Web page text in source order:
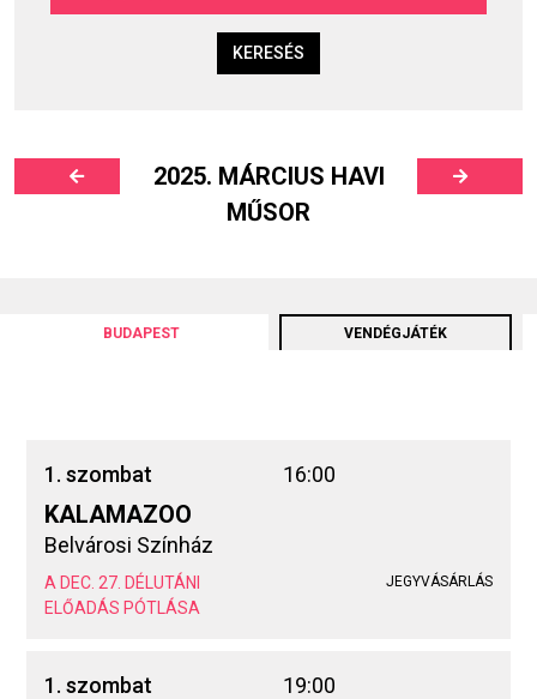
KERESÉS
2025. MÁRCIUS HAVI
MŰSOR
BUDAPEST VENDÉGJÁTÉK
1. szombat 16:00
KALAMAZOO
Belvárosi Színház
A DEC. 27. DÉLUTÁNI
ELŐADÁS PÓTLÁSA
JEGYVÁSÁRLÁS
1. szombat 19:00